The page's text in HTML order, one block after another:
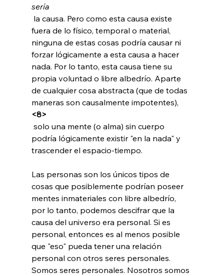
sería
fuera de lo físico, temporal o material,
ninguna de estas cosas podría causar ni
forzar lógicamente a esta causa a hacer
nada. Por lo tanto, esta causa tiene su
propia voluntad o libre albedrío. Aparte
de cualquier cosa abstracta (que de todas
maneras son causalmente impotentes),
<8>
podría lógicamente existir "en la nada" y
trascender el espacio-tiempo.
Las personas son los únicos tipos de
cosas que posiblemente podrían poseer
mentes inmateriales con libre albedrío,
por lo tanto, podemos descifrar que la
causa del universo era personal. Si es
personal, entonces es al menos posible
que "eso" pueda tener una relación
personal con otros seres personales.
Somos seres personales. Nosotros somos